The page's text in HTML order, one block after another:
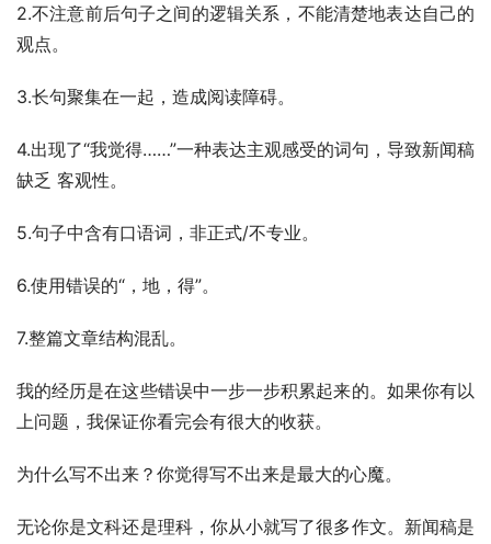
2.不注意前后句子之间的逻辑关系，不能清楚地表达自己的
观点。
3.长句聚集在一起，造成阅读障碍。
4.出现了“我觉得……”一种表达主观感受的词句，导致新闻稿
缺乏 客观性。
5.句子中含有口语词，非正式/不专业。
6.使用错误的“，地，得”。
7.整篇文章结构混乱。
我的经历是在这些错误中一步一步积累起来的。如果你有以
上问题，我保证你看完会有很大的收获。
为什么写不出来？你觉得写不出来是最大的心魔。
无论你是文科还是理科，你从小就写了很多作文。新闻稿是